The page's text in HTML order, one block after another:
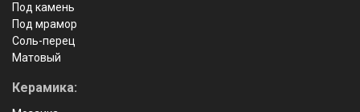
Под камень
Под мрамор
Соль-перец
Матовый
Керамика: